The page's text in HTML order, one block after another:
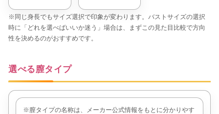
※同じ身長でもサイズ選択で印象が変わります。バストサイズの選択
時に「どれを選べばいいか迷う」場合は、まずこの見た目比較で方向
性を決めるのがおすすめです。
選べる膣タイプ
※膣タイプの名称は、メーカー公式情報をもとに分かりやす